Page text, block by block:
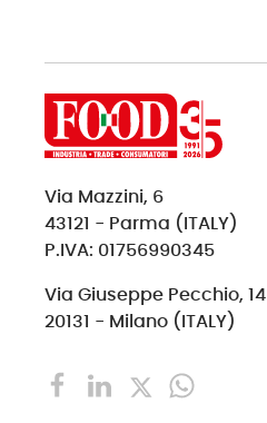
Via Mazzini, 6
43121 - Parma (ITALY)
P.IVA: 01756990345
Via Giuseppe Pecchio, 14
20131 - Milano (ITALY)